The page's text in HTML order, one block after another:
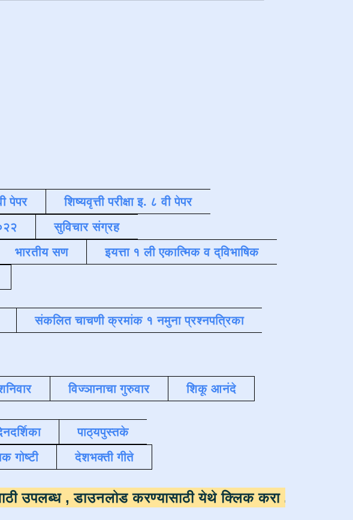
पेपर
शिष्यवृत्ती परीक्षा इ. ८ वी पेपर
सुविचार संग्रह
भारतीय सण
इयत्ता १ ली एकात्मिक व द्विभाषिक
संकलित चाचणी क्रमांक १ नमुना प्रश्नपत्रिका
विज्ञानाचा गुरुवार शिकू आनंदे
पाठ्यपुस्तके
गोष्टी देशभक्ती गीते
डाउनलोडसाठी उपलब्ध ,डाउनलोड करण्यासाठी येथे क्लिक करा